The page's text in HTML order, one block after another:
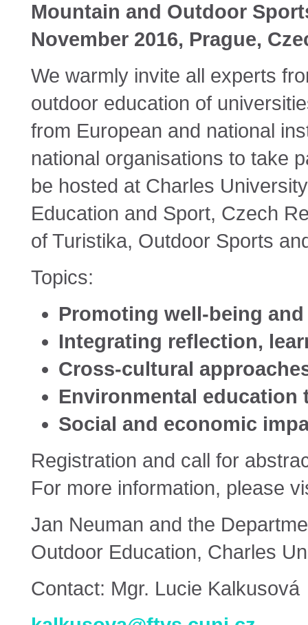
Mountain and Outdoor
November 2016, Prague,
We warmly invite all experts
outdoor education of
from European and national
national organisations to take
be hosted at Charles
Education and Sport, Czech
of Turistika, Outdoor Sports
Topics:
Promoting well-being
Integrating reflection,
Cross-cultural
Environmental
Social and economic
Registration and call for
For more information, please
Jan Neuman and the
Outdoor Education, Charles
Contact: Mgr. Lucie Kalkusová